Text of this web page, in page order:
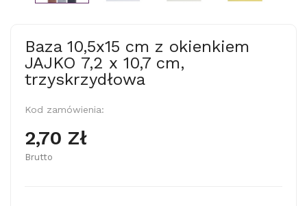
Baza 10,5x15 cm z okienkiem
JAJKO 7,2 x 10,7 cm,
trzyskrzydłowa
Kod zamówienia:
2,70 Zł
Brutto